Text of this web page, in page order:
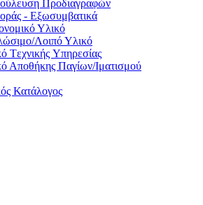
Προδιαγραφών
- Εξωσυμβατικά
Υλικό
Λοιπό Υλικό
Tεχνικής Yπηρεσίας
Αποθήκης Παγίων/Ιματισμού
Κατάλογος